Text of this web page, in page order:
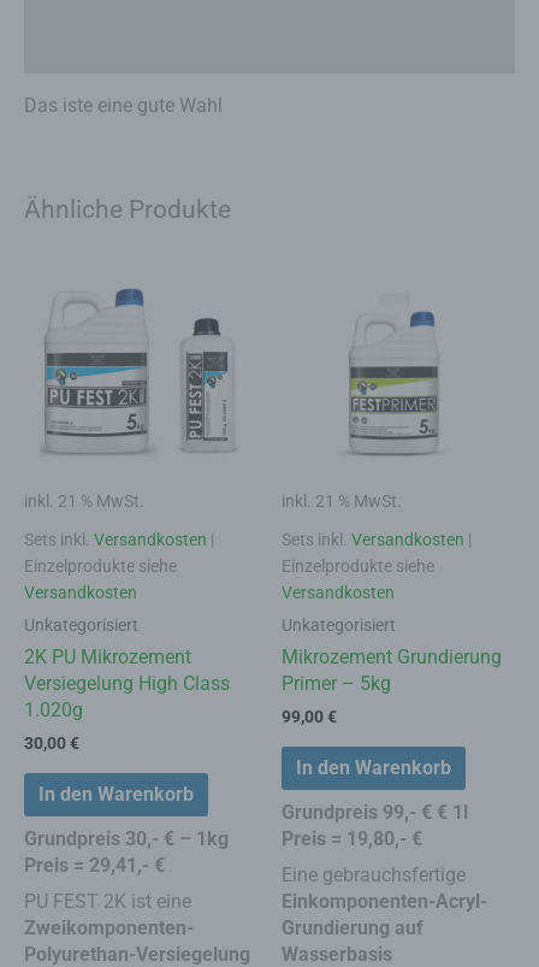
Das iste eine gute Wahl
Ähnliche Produkte
inkl. 21 % MwSt.
Sets inkl. Versandkosten |
Einzelprodukte siehe
Versandkosten
Unkategorisiert
2K PU Mikrozement
Versiegelung High Class
1.020g
30,00€
In den Warenkorb
Grundpreis 30,- € – 1kg
Preis = 29,41,- €
PU FEST 2K ist eine
Zweikomponenten-
Polyurethan-Versiegelung
inkl. 21 % MwSt.
Sets inkl. Versandkosten |
Einzelprodukte siehe
Versandkosten
Unkategorisiert
Mikrozement Grundierung
Primer – 5kg
99,00€
In den Warenkorb
Grundpreis 99,- € € 1l
Preis = 19,80,- €
Eine gebrauchsfertige
Einkomponenten-Acryl-
Grundierung auf
Wasserbasis